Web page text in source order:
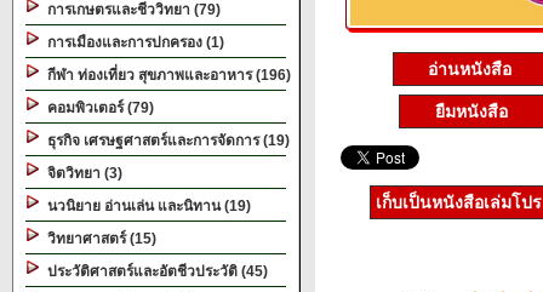
การเกษตรและชีววิทยา (79)
การเมืองและการปกครอง (1)
กีฬา ท่องเที่ยว สุขภาพและอาหาร (196)
คอมพิวเตอร์ (79)
ธุรกิจ เศรษฐศาสตร์และการจัดการ (19)
จิตวิทยา (3)
นวนิยาย อ่านเล่น และนิทาน (19)
วิทยาศาสตร์ (15)
ประวัติศาสตร์และอัตชีวประวัติ (45)
อ่านหนังสือ
ยืมหนังสือ
เก็บเป็นหนังสือเล่มโป